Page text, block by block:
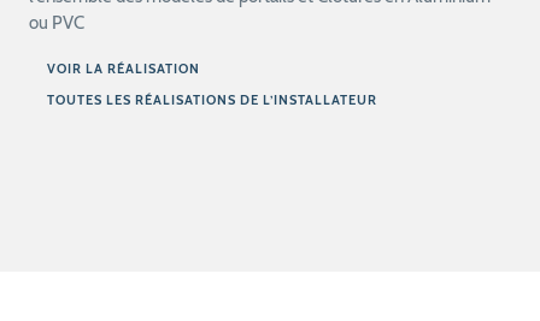
ou PVC
VOIR LA RÉALISATION
TOUTES LES RÉALISATIONS DE L’INSTALLATEUR